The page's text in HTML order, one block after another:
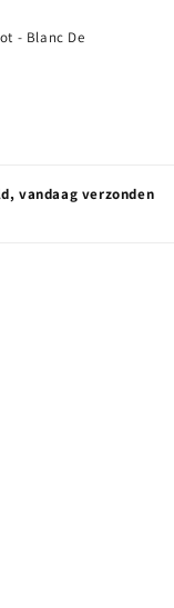
- Blanc De
vandaag verzonden